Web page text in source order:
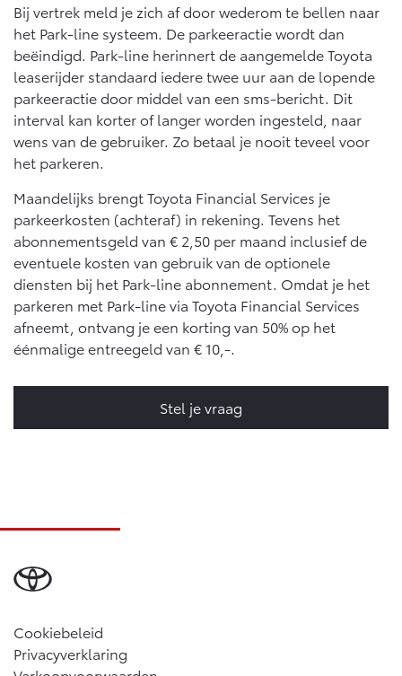
Bij vertrek meld je zich af door wederom te bellen naar
het Park-line systeem. De parkeeractie wordt dan
beëindigd. Park-line herinnert de aangemelde Toyota
leaserijder standaard iedere twee uur aan de lopende
parkeeractie door middel van een sms-bericht. Dit
interval kan korter of langer worden ingesteld, naar
wens van de gebruiker. Zo betaal je nooit teveel voor
het parkeren.
Maandelijks brengt Toyota Financial Services je
parkeerkosten (achteraf) in rekening. Tevens het
abonnementsgeld van € 2,50 per maand inclusief de
eventuele kosten van gebruik van de optionele
diensten bij het Park-line abonnement. Omdat je het
parkeren met Park-line via Toyota Financial Services
afneemt, ontvang je een korting van 50% op het
éénmalige entreegeld van € 10,-.
Stel je vraag
Cookiebeleid
Privacyverklaring